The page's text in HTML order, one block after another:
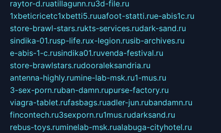
raytor-d.ruatillagunn.ru3d-file.ru
1xbeticricetc1xbetti5.ruuafoot-statti.rue-abis1c.ru
store-brawl-stars.rukts-services.rudark-sand.ru
sindika-01.rusp-life.rux-legion.rusib-archives.ru
e-abis-1-c.rusindika01.ruvenda-festival.ru
store-brawlstars.rudooraleksandria.ru
antenna-highly.rumine-lab-msk.ru1-mus.ru
3-sex-porn.ruban-damn.rupurse-factory.ru
viagra-tablet.rufasbags.ruadler-jun.rubandamn.ru
fincontech.ru3sexporn.ru1mus.rudarksand.ru
rebus-toys.ruminelab-msk.rualabuga-cityhotel.ru